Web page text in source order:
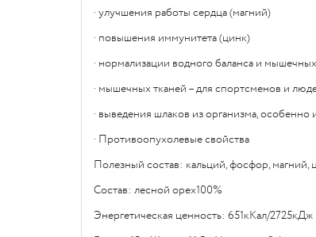
· улучшения работы сердца (магний)
· повышения иммунитета (цинк)
· нормализации водного баланса и
· мышечных тканей – для спортсменов и
· выведения шлаков из организма, особенно
· Противоопухолевые свойства
Полезный состав: кальций, фосфор, магний,
Состав: лесной орех100%
Энергетическая ценность: 651кКал/2725кДж